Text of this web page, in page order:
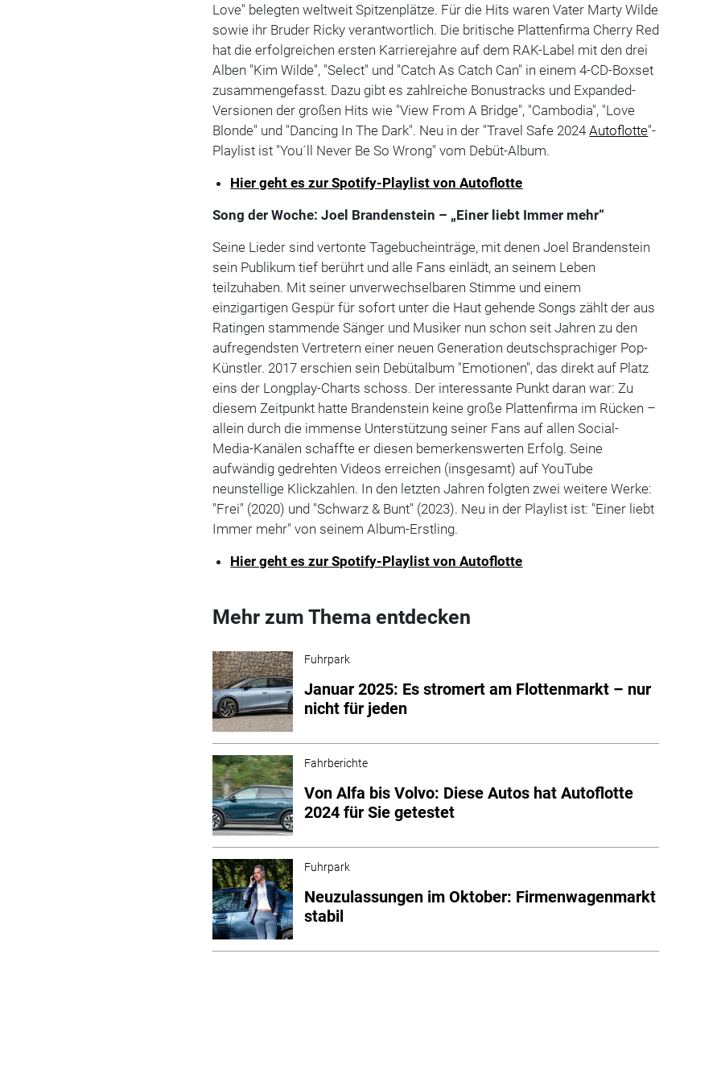
Love" belegten weltweit Spitzenplätze. Für die Hits waren Vater Marty Wilde
sowie ihr Bruder Ricky verantwortlich. Die britische Plattenfirma Cherry Red
hat die erfolgreichen ersten Karrierejahre auf dem RAK-Label mit den drei
Alben "Kim Wilde", "Select" und "Catch As Catch Can" in einem 4-CD-Boxset
zusammengefasst. Dazu gibt es zahlreiche Bonustracks und Expanded-
Versionen der großen Hits wie "View From A Bridge", "Cambodia", "Love
Blonde" und "Dancing In The Dark". Neu in der "Travel Safe 2024Autoflotte"-
Playlist ist "You´ll Never Be So Wrong" vom Debüt-Album.
Hier geht es zur Spotify-Playlist von Autoflotte
Song der Woche:Joel Brandenstein – „Einer liebt Immer mehr“
Seine Lieder sind vertonte Tagebucheinträge, mit denen Joel Brandenstein
sein Publikum tief berührt und alle Fans einlädt, an seinem Leben
teilzuhaben. Mit seiner unverwechselbaren Stimme und einem
einzigartigen Gespür für sofort unter die Haut gehende Songs zählt der aus
Ratingen stammende Sänger und Musiker nun schon seit Jahren zu den
aufregendsten Vertretern einer neuen Generation deutschsprachiger Pop-
Künstler. 2017 erschien sein Debütalbum "Emotionen", das direkt auf Platz
eins der Longplay-Charts schoss. Der interessante Punkt daran war: Zu
diesem Zeitpunkt hatte Brandenstein keine große Plattenfirma im Rücken –
allein durch die immense Unterstützung seiner Fans auf allen Social-
Media-Kanälen schaffte er diesen bemerkenswerten Erfolg. Seine
aufwändig gedrehten Videos erreichen (insgesamt) auf YouTube
neunstellige Klickzahlen. In den letzten Jahren folgten zwei weitere Werke:
"Frei" (2020) und "Schwarz & Bunt" (2023). Neu in der Playlist ist: "Einer liebt
Immer mehr" von seinem Album-Erstling.
Hier geht es zur Spotify-Playlist von Autoflotte
Mehr zum Thema entdecken
Fuhrpark
Januar 2025: Es stromert am Flottenmarkt – nur
nicht für jeden
Fahrberichte
Von Alfa bis Volvo: Diese Autos hat Autoflotte
2024 für Sie getestet
Fuhrpark
Neuzulassungen im Oktober: Firmenwagenmarkt
stabil